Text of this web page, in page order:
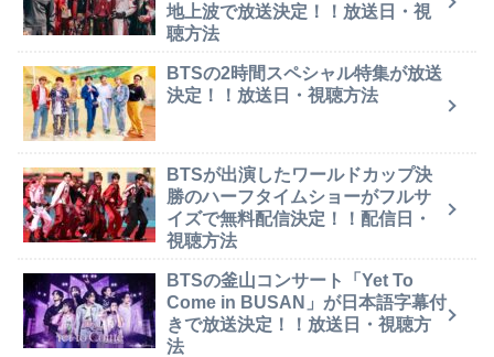
地上波で放送決定！！放送日・視
聴方法
BTSの2時間スペシャル特集が放送
決定！！放送日・視聴方法
BTSが出演したワールドカップ決
勝のハーフタイムショーがフルサ
イズで無料配信決定！！配信日・
視聴方法
BTSの釜山コンサート「Yet To
Come in BUSAN」が日本語字幕付
きで放送決定！！放送日・視聴方
法